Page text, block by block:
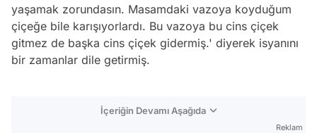
yaşamak zorundasın. Masamdaki vazoya koyduğum
çiçeğe bile karışıyorlardı. Bu vazoya bu cins çiçek
gitmez de başka cins çiçek gidermiş.' diyerek isyanını
bir zamanlar dile getirmiş.
İçeriğin Devamı Aşağıda
Reklam